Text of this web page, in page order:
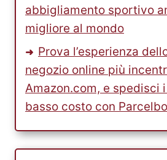
abbigliamento sportivo
migliore al mondo
Prova l’esperienza
negozio online più
Amazon.com, e spedisci
basso costo con